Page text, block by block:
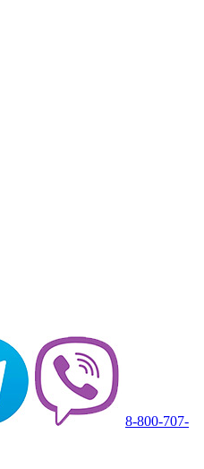
8-800-707-